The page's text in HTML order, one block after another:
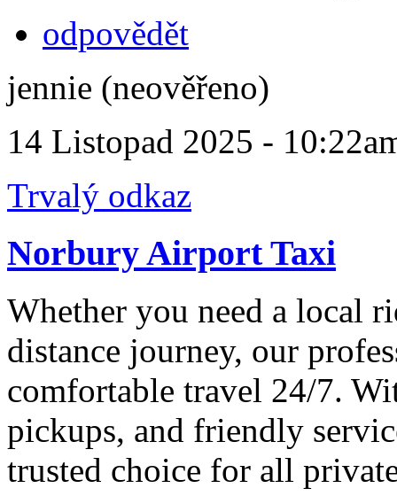
odpovědět
jennie (neověřeno)
14 Listopad 2025 -
Trvalý odkaz
Norbury Airport Taxi
Whether you need a local
distance journey, our
comfortable travel 24/7.
pickups, and friendly
trusted choice for all